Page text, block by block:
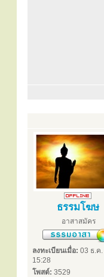
ธรรมโฆษ
อาสาสมัคร
ลงทะเบียนเมื่อ: 03 ธ.ค
15:28
โพสต์: 3529